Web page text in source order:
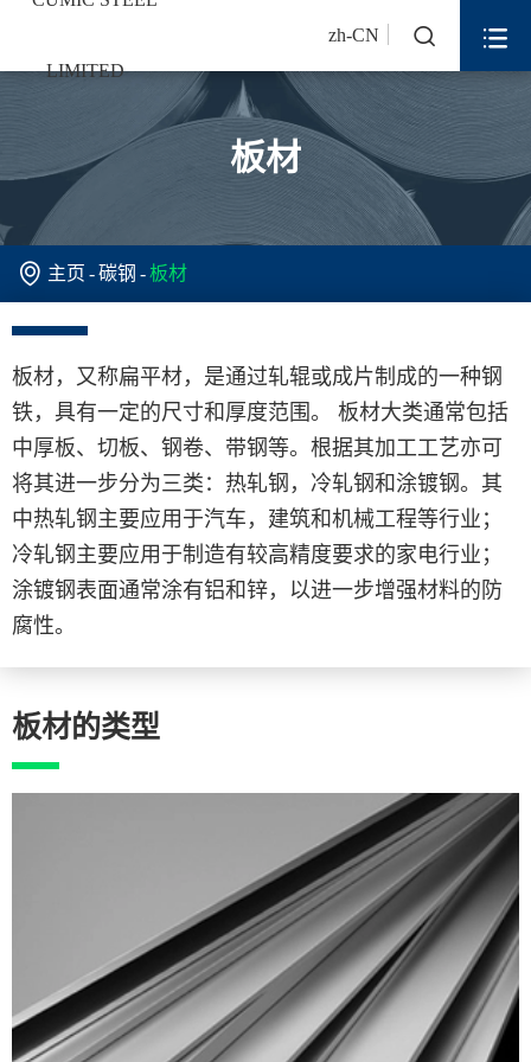
zh-CN  
板材
 主页 碳钢 板材
板材，又称扁平材，是通过轧辊或成片制成的一种钢
铁，具有一定的尺寸和厚度范围。 板材大类通常包括
中厚板、切板、钢卷、带钢等。根据其加工工艺亦可
将其进一步分为三类：热轧钢，冷轧钢和涂镀钢。其
中热轧钢主要应用于汽车，建筑和机械工程等行业；
冷轧钢主要应用于制造有较高精度要求的家电行业；
涂镀钢表面通常涂有铝和锌，以进一步增强材料的防
腐性。
板材的类型